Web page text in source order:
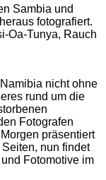
Sambia und
fotografiert.
Oa-Tunya, Rauch
nicht ohne
rund um die
Fotografen
präsentiert
nun findet
Fotomotive im